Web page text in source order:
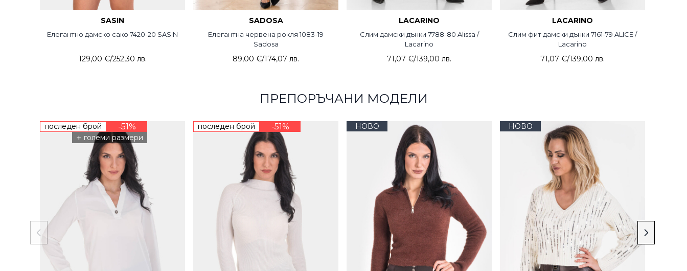
SASIN
Елегантно дамско сако 7420-20 SASIN
129,00 €/252,30 лв.
SADOSA
Елегантна червена рокля 1083-19
Sadosa
89,00 €/174,07 лв.
LACARINO
Слим дамски дънки 7788-80 Alissa /
Lacarino
71,07 €/139,00 лв.
LACARINO
Слим фит дамски дънки 7161-79 ALICE /
Lacarino
71,07 €/139,00 лв.
ПРЕПОРЪЧАНИ МОДЕЛИ
последен брой -51%
+ големи размери
последен брой -51% НОВО НОВО